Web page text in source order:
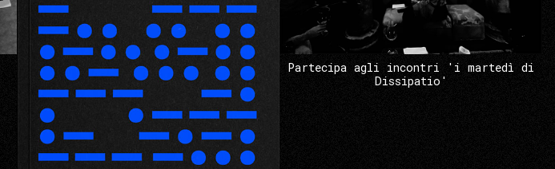
Partecipa agli incontri 'i martedì di
Dissipatio'